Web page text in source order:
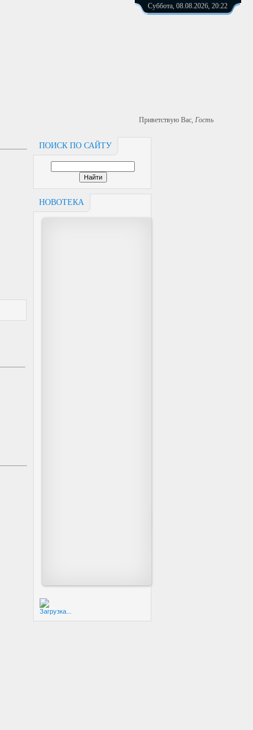
Суббота, 08.08.2026, 20:22
Приветствую Вас, Гость
ПОИСК ПО САЙТУ
НОВОТЕКА
Загрузка...